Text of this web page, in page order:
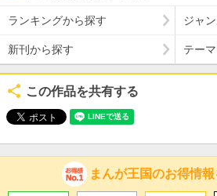
ランキングから探す ジャ
新刊から探す テー
この作品を共有する
まんが王国のお得情